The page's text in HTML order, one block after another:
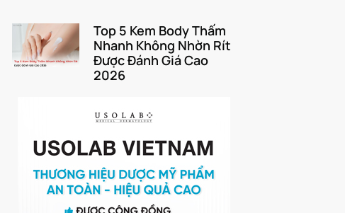
Top 5 Kem Body Thấm
Nhanh Không Nhờn Rít
Được Đánh Giá Cao
2026